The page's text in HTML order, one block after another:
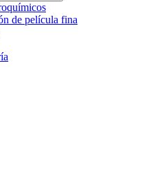
de película fina